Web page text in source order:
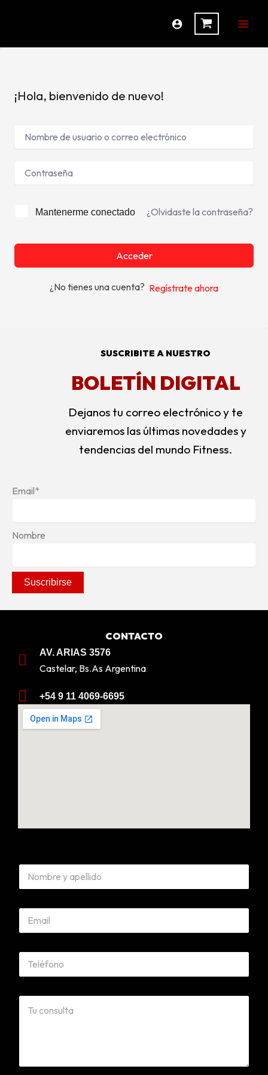
¡Hola, bienvenido de nuevo!
Mantenerme conectado ¿Olvidaste la contraseña?
Acceder
¿No tienes una cuenta? Regístrate ahora
SUSCRIBITE A NUESTRO
BOLETÍN DIGITAL
Dejanos tu correo electrónico y te
enviaremos las últimas novedades y
tendencias del mundo Fitness.
Email*
Nombre
CONTACTO
AV. ARIAS 3576
Castelar, Bs.As Argentina
+54 9 11 4069-6695